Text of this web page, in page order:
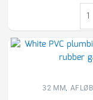
32
Rør
32 MM, AFLØB